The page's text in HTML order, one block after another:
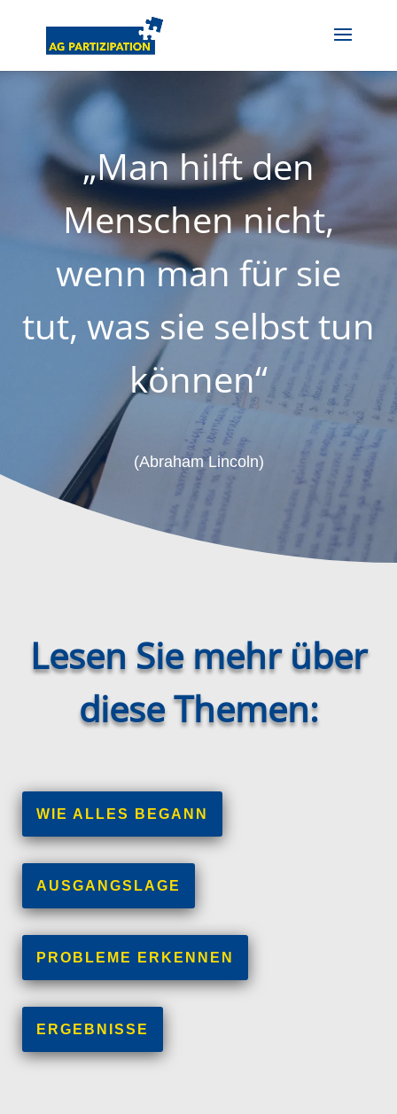
„Man hilft den
Menschen nicht,
wenn man für sie
tut, was sie selbst tun
können“
(Abraham Lincoln)
Lesen Sie mehr über
diese Themen:
WIE ALLES BEGANN
AUSGANGSLAGE
PROBLEME ERKENNEN
ERGEBNISSE